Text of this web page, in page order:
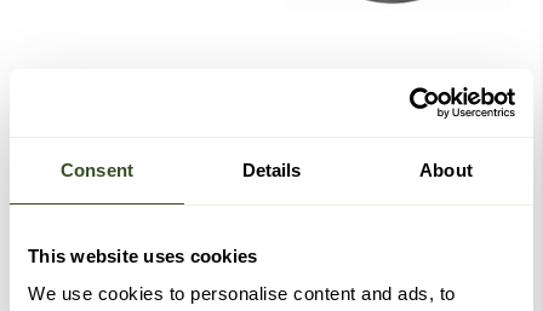
Consent Details About
This website uses cookies
We use cookies to personalise content and ads, to